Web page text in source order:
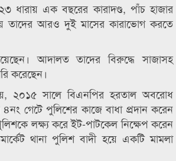
ধারায় এক বছরের কারাদণ্ড, পাঁচ হাজার
তাদের আরও দুই মাসের কারাভোগ করতে
আদালত তাদের বিরুদ্ধে সাজাসহ
করেছেন।
২০১৫ সালে বিএনপির হরতাল অবরোধ
৪নং গেটে পুলিশের কাজে বাধা প্রদান করেন
লক্ষ্য করে ইট-পাটকেল নিক্ষেপ করেন
থানা পুলিশ বাদী হয়ে একটি মামলা